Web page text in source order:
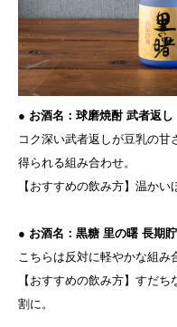
● お酒名： 球磨焼酎 武者返し
コク深い武者返しが豆乳の
得られる組み合わせ。
【おすすめの飲み方】温かい
● お酒名：黒糖 里の曙 長期
こちらは反対に軽やかな組み
【おすすめの飲み方】すだ
割に。